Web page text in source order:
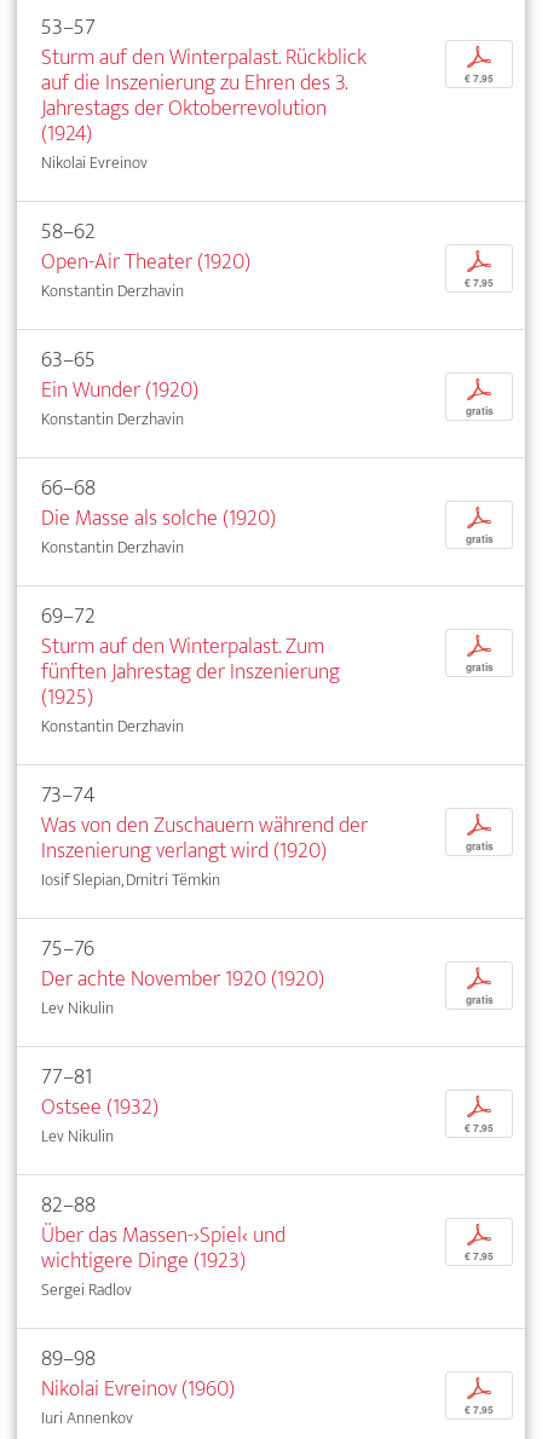
53–57
Sturm auf den Winterpalast. Rückblick
auf die Inszenierung zu Ehren des 3.
Jahrestags der Oktoberrevolution
(1924)
Nikolai Evreinov
p
€ 7,95
58–62
Open-Air Theater (1920)
Konstantin Derzhavin
p
€ 7,95
63–65
Ein Wunder (1920)
Konstantin Derzhavin
p
gratis
66–68
Die Masse als solche (1920)
Konstantin Derzhavin
p
gratis
69–72
Sturm auf den Winterpalast. Zum
fünften Jahrestag der Inszenierung
(1925)
Konstantin Derzhavin
p
gratis
73–74
Was von den Zuschauern während der
Inszenierung verlangt wird (1920)
Iosif Slepian, Dmitri Tëmkin
p
gratis
75–76
Der achte November 1920 (1920)
Lev Nikulin
p
gratis
77–81
Ostsee (1932)
Lev Nikulin
p
€ 7,95
82–88
Über das Massen-›Spiel‹ und
wichtigere Dinge (1923)
Sergei Radlov
p
€ 7,95
89–98
Nikolai Evreinov (1960)
Iuri Annenkov
p
€ 7,95